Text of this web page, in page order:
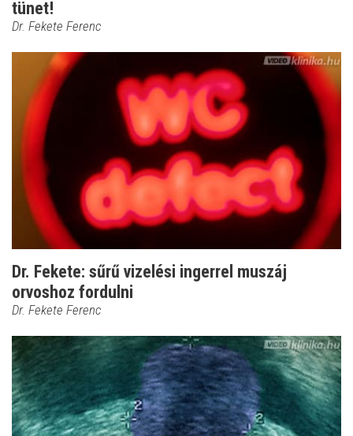
tünet!
Dr. Fekete Ferenc
Dr. Fekete: sűrű vizelési ingerrel muszáj
orvoshoz fordulni
Dr. Fekete Ferenc